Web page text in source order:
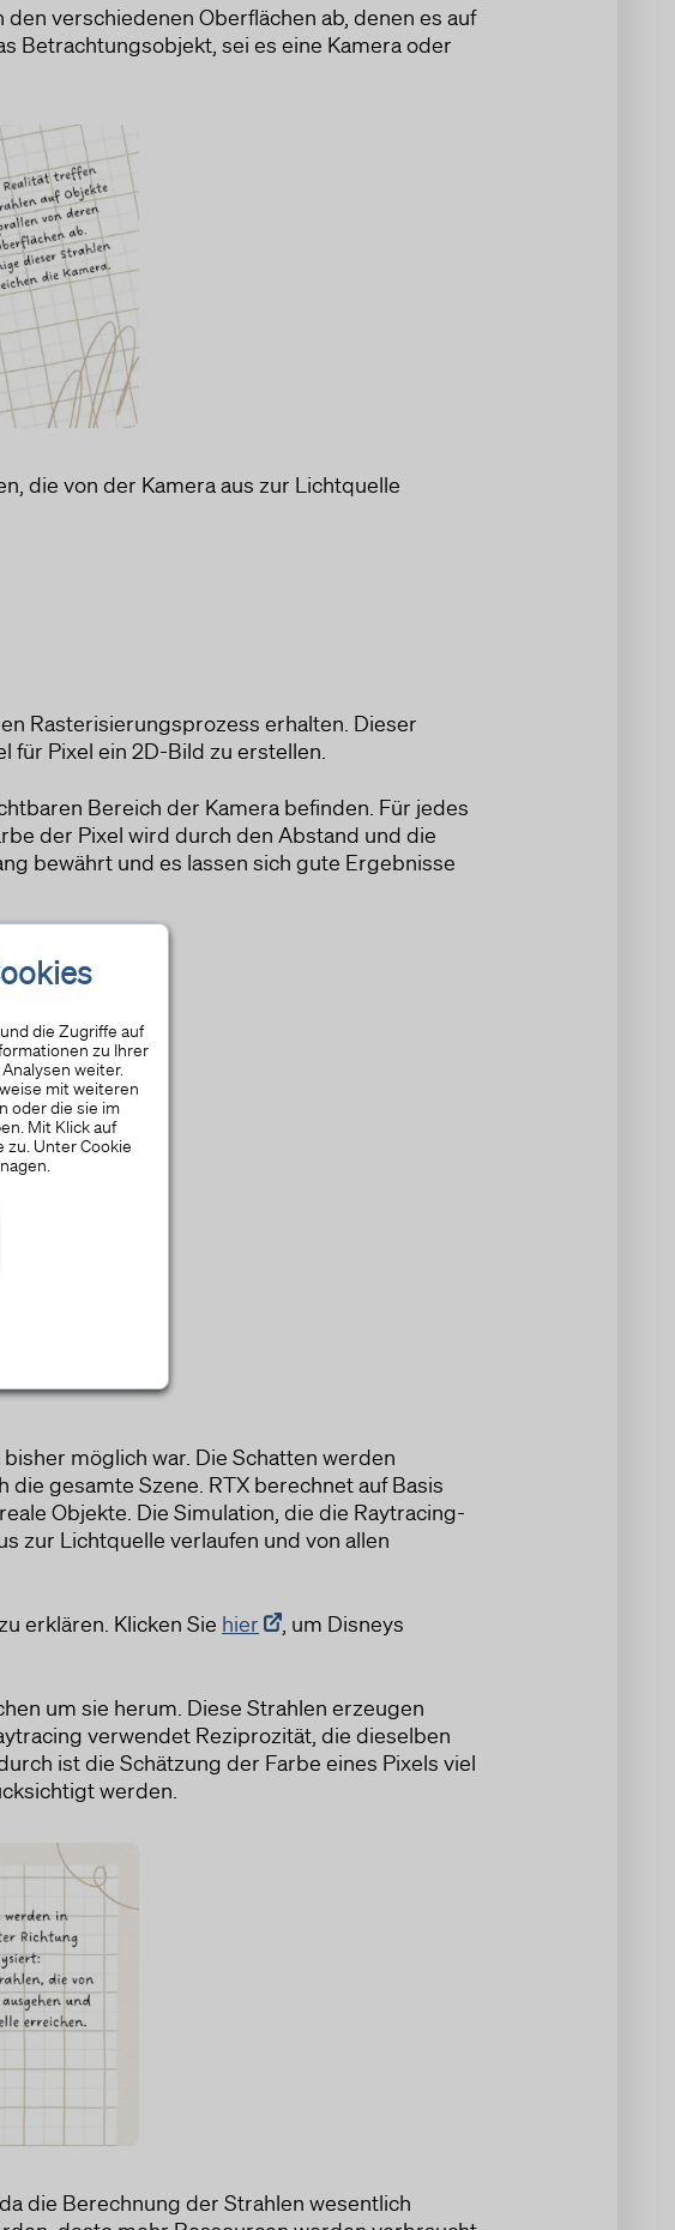
verschiedenen Oberflächen ab, denen es auf
Betrachtungsobjekt, sei es eine Kamera oder
die von der Kamera aus zur Lichtquelle
Rasterisierungsprozess erhalten. Dieser
für Pixel ein 2D-Bild zu erstellen.
Bereich der Kamera befinden. Für jedes
der Pixel wird durch den Abstand und die
bewährt und es lassen sich gute Ergebnisse
möglich war. Die Schatten werden
gesamte Szene. RTX berechnet auf Basis
Objekte. Die Simulation, die die Raytracing-
zur Lichtquelle verlaufen und von allen
erklären. Klicken Sie hier
, um Disneys
um sie herum. Diese Strahlen erzeugen
verwendet Reziprozität, die dieselben
ist die Schätzung der Farbe eines Pixels viel
werden.
die Berechnung der Strahlen wesentlich
die Zugriffe auf
zu Ihrer
weiter.
mit weiteren
oder die sie im
Mit Klick auf
Unter Cookie
Die
den unten
durch die